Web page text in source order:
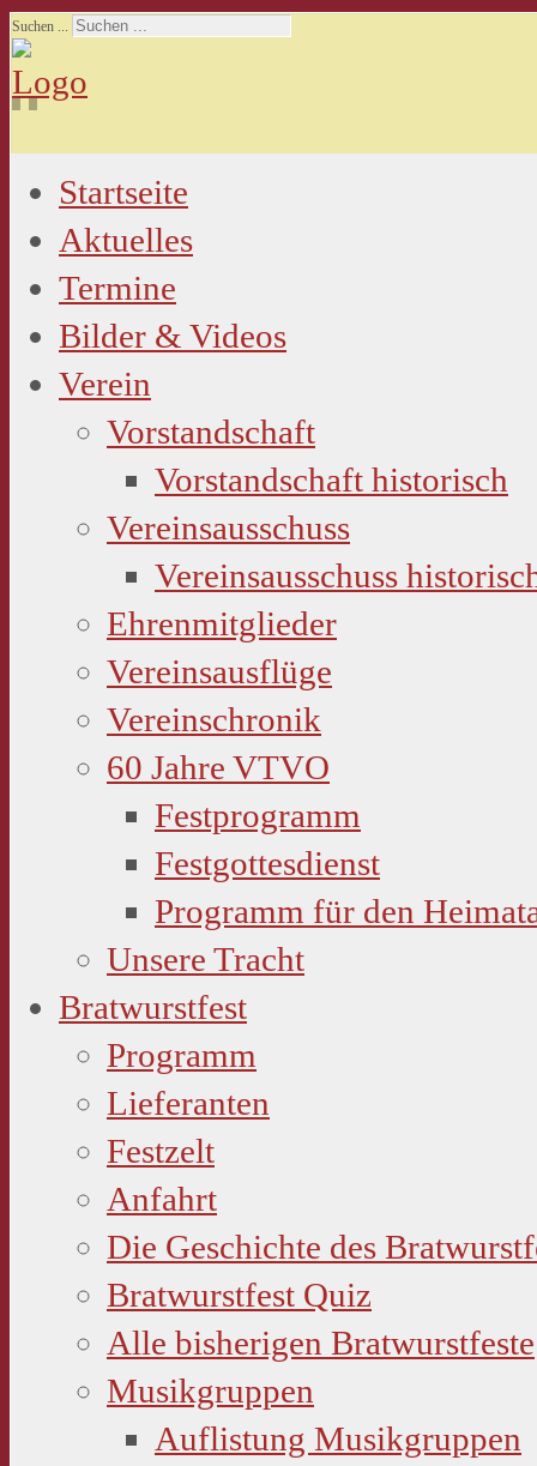
Suchen ...
Startseite
Aktuelles
Termine
Bilder & Videos
Verein
Vorstandschaft
Vorstandschaft historisch
Vereinsausschuss
Vereinsausschuss
Ehrenmitglieder
Vereinsausflüge
Vereinschronik
60 Jahre VTVO
Festprogramm
Festgottesdienst
Programm für den
Unsere Tracht
Bratwurstfest
Programm
Lieferanten
Festzelt
Anfahrt
Die Geschichte des
Bratwurstfest Quiz
Alle bisherigen Bratwurstfeste
Musikgruppen
Auflistung Musikgruppen